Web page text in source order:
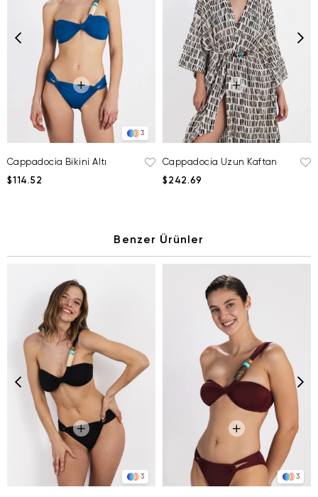
3
Cappadocia Bikini Altı
$114.52
Cappadocia Uzun Kaftan
$242.69
Benzer Ürünler
3 3